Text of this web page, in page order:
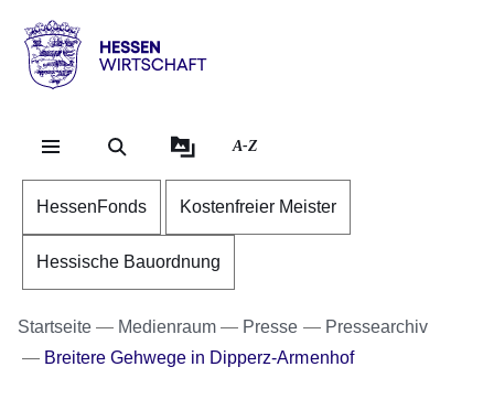
Hessen
Wirtschaft
A-Z
HessenFonds Kostenfreier Meister
Hessische Bauordnung
Startseite Medienraum Presse
Pressearchiv
Breitere Gehwege in Dipperz-Armenhof